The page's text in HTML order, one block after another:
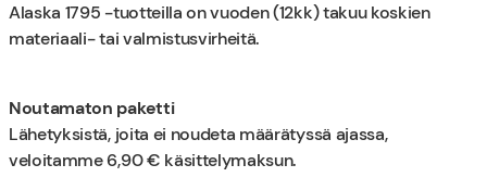
Alaska 1795 -tuotteilla on vuoden (12kk) takuu koskien
materiaali- tai valmistusvirheitä.
Noutamaton paketti
Lähetyksistä, joita ei noudeta määrätyssä ajassa,
veloitamme 6,90 € käsittelymaksun.